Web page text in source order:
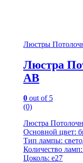
Люстры
Люстра
AB
0 out of 5
(0)
Люстра
Основной цвет:
Тип лампы:
Количество
Цоколь: e27